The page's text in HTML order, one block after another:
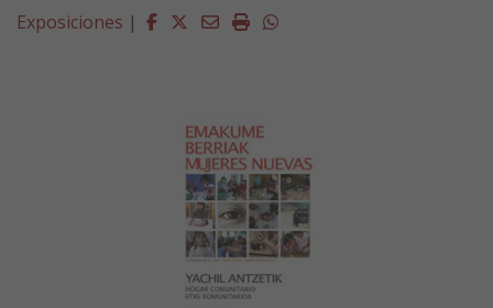
Exposiciones | Facebook
Twitter
EmailImprimirWhatsapp